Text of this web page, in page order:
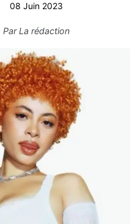
08 Juin 2023
ParLa rédaction